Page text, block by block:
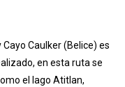
Caulker (Belice) es
en esta ruta se
el lago Atitlan,